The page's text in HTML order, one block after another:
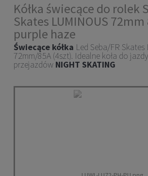
Kółka świecące do rolek
Skates LUMINOUS 72mm
purple haze
Świecące kółka Led Seba/FR
72mm/85A (4szt). Idealne koła do
przejazdów NIGHT SKATING